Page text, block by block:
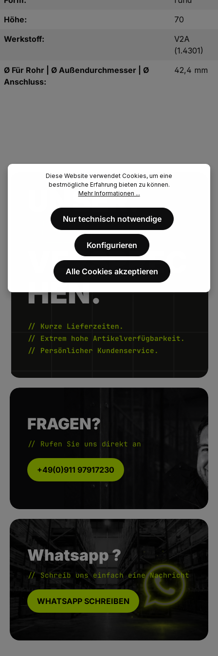
Höhe:
70
Werkstoff:
V2A
(1.4301)
Ø Für Rohr | Ø Außendurchmesser | Ø
Anschluss:
42,4 mm
UNSER.
FENAU.
VERSPREC
HEN.
// Kurze Lieferzeiten.
// Extrem hohe Artikelverfügbarkeit.
// Persönlicher Kundenservice.
FRAGEN?
// Rufen Sie uns direkt an
+49(0)911 97917230
Whatsapp ?
// Schreib uns einfach eine Nachricht
WHATSAPP SCHREIBEN
Diese Website verwendet Cookies, um eine
bestmögliche Erfahrung bieten zu können.
Mehr Informationen ...
Nur technisch notwendige
Konfigurieren
Alle Cookies akzeptieren